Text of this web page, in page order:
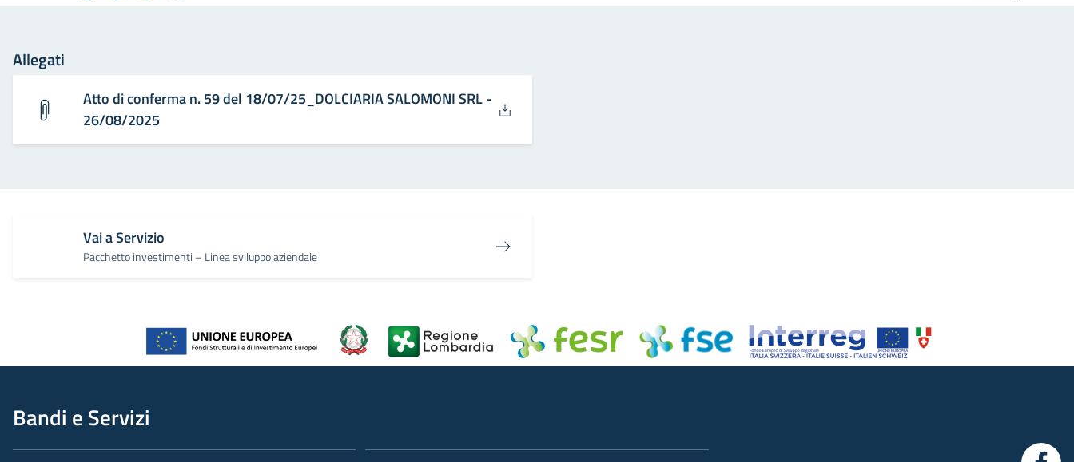
Allegati
Atto di conferma n. 59 del 18/07/25_DOLCIARIA SALOMONI SRL -
26/08/2025
Vai a Servizio
Pacchetto investimenti – Linea sviluppo aziendale
Bandi e Servizi